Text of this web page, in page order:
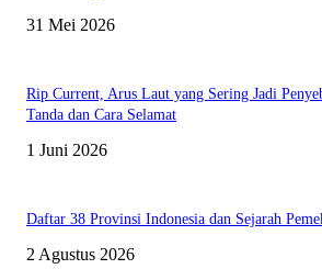
31 Mei 2026
Rip Current, Arus Laut yang Sering Jadi
Tanda dan Cara Selamat
1 Juni 2026
Daftar 38 Provinsi Indonesia dan Sejarah
2 Agustus 2026